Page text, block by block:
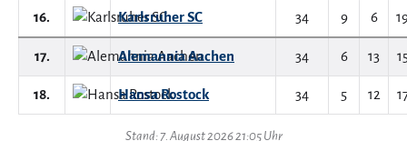
16. Karlsruher SC 34 9 6
17. Alemannia Aachen 34 6 13
18. Hansa Rostock 34 5 12
Stand: 7. August 2026 21:05 Uhr